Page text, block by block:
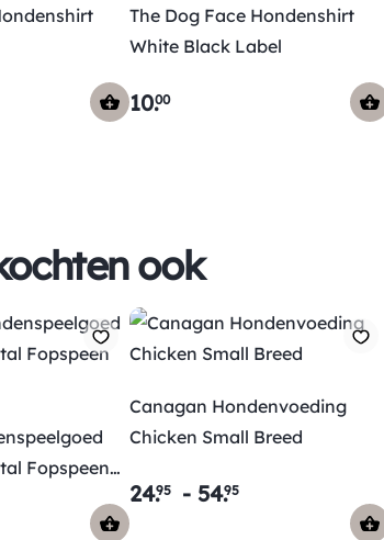
The Dog Face Hondenshirt
White Black Label
10.00
ook
Fopspeen
Canagan Hondenvoeding
Chicken Small Breed
24.95 - 54.95